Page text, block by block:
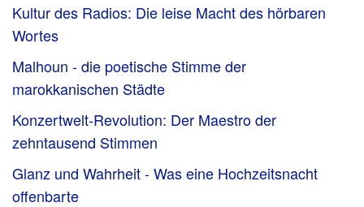
Kultur des Radios: Die leise Macht des hörbaren
Wortes
Malhoun - die poetische Stimme der
marokkanischen Städte
Konzertwelt-Revolution: Der Maestro der
zehntausend Stimmen
Glanz und Wahrheit - Was eine Hochzeitsnacht
offenbarte